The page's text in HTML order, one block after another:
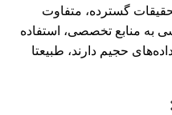
گسترده، متفاوت
به منابع تخصصی، استفاده
حجیم دارند، طبیعتا